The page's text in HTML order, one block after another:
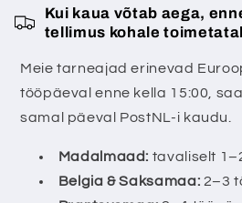
o
k
u
p
Kui kaua võtab aega,
tellimus kohale
Meie tarneajad erinevad
tööpäeval enne kella 15:00,
samal päeval PostNL-i kaudu.
Madalmaad: tavaliselt
Belgia & Saksamaa: 2–3